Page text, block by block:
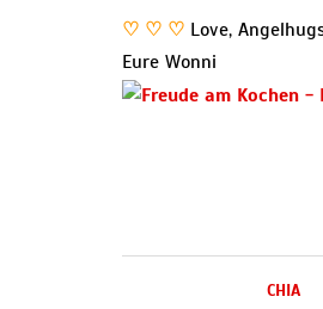
♡ ♡ ♡ Love,
Eure Wonni
CHIA